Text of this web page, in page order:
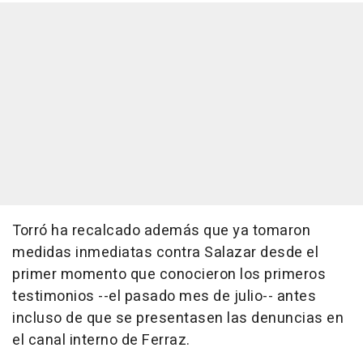
Torró ha recalcado además que ya tomaron
medidas inmediatas contra Salazar desde el
primer momento que conocieron los primeros
testimonios --el pasado mes de julio-- antes
incluso de que se presentasen las denuncias en
el canal interno de Ferraz.